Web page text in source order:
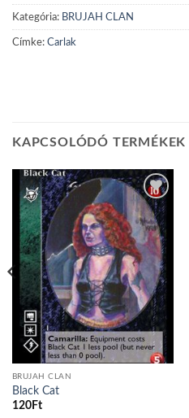
Kategória: BRUJAH CLAN
Címke: Carlak
KAPCSOLÓDÓ TERMÉKEK
Add to
wishlist
BRUJAH CLAN
Black Cat
120Ft